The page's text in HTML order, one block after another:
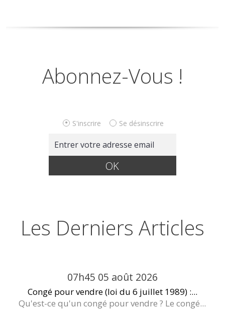
Abonnez-Vous !
S'inscrire Se désinscrire
Les Derniers Articles
07h45 05 août 2026
Congé pour vendre (loi du 6 juillet 1989) :...
Qu'est-ce qu'un congé pour vendre ? Le congé...